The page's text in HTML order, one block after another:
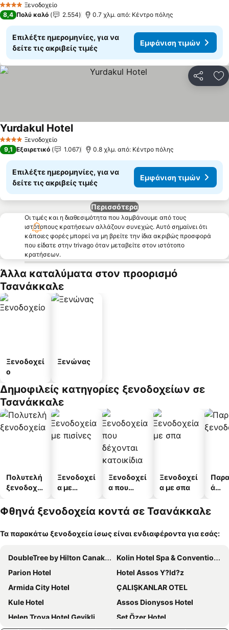
4 ΑστέριαΞενοδοχείο
8,4 Πολύ καλό 2.554 0.7 χλμ. από: Κέντρο πόλης
Επιλέξτε ημερομηνίες, για να
δείτε τις ακριβείς τιμές
Εμφάνιση τιμών
4 ΑστέριαΞενοδοχείο
Yurdakul Hotel
9,1 Εξαιρετικό 1.067 0.8 χλμ. από: Κέντρο πόλης
Επιλέξτε ημερομηνίες, για να
δείτε τις ακριβείς τιμές
Εμφάνιση τιμών
Περισσότερα
Οι τιμές και η διαθεσιμότητα που λαμβάνουμε από τους
ιστότοπους κρατήσεων αλλάζουν συνεχώς. Αυτό σημαίνει ότι
κάποιες φορές μπορεί να μη βρείτε την ίδια ακριβώς προσφορά
που είδατε στην trivago όταν μεταβείτε στον ιστότοπο
κρατήσεων.
Άλλα καταλύματα στον προορισμό
Τσανάκκαλε
Ξενοδοχεί
ο
Ξενώνας
Δημοφιλείς κατηγορίες ξενοδοχείων σε
Τσανάκκαλε
Πολυτελή
ξενοδοχεί
Ξενοδοχεί
α με
Ξενοδοχεί
α που
κατοικίδι
Ξενοδοχεί
α με σπα
ά
Φθηνά ξενοδοχεία κοντά σε Τσανάκκαλε
Τα παρακάτω ξενοδοχεία ίσως είναι ενδιαφέροντα για εσάς:
DoubleTree by Hilton Canakkale
Kolin Hotel Spa & Convention Center
Parion Hotel
Hotel Assos Y?ld?z
Armida City Hotel
ÇALIŞKANLAR OTEL
Kule Hotel
Assos Dionysos Hotel
Helen Troya Hotel Geyikli
Set Özer Hotel